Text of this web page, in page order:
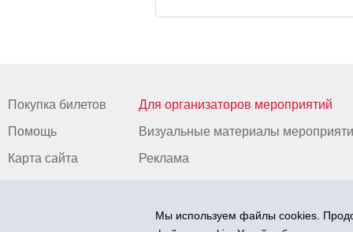
Покупка билетов
Помощь
Карта сайта
Для организаторов мероприятий
Визуальные материалы
Реклама
Мы используем файлы cookies.